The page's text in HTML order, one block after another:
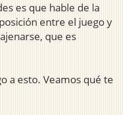
es que hable de la
entre el juego y
que es
a esto. Veamos qué te